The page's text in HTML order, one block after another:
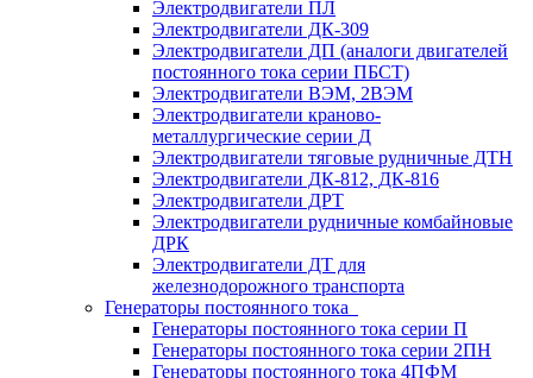
Электродвигатели ПЛ
Электродвигатели ДК-309
Электродвигатели ДП (аналоги двигателей
постоянного тока серии ПБСТ)
Электродвигатели ВЭМ, 2ВЭМ
Электродвигатели краново-
металлургические серии Д
Электродвигатели тяговые рудничные ДТН
Электродвигатели ДК-812, ДК-816
Электродвигатели ДРТ
Электродвигатели рудничные комбайновые
ДРК
Электродвигатели ДТ для
железнодорожного транспорта
Генераторы постоянного тока
Генераторы постоянного тока серии П
Генераторы постоянного тока серии 2ПН
Генераторы постоянного тока 4ПФМ